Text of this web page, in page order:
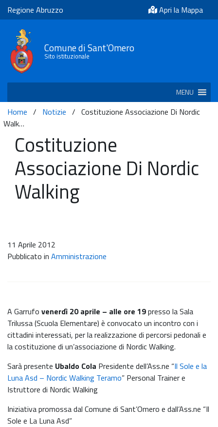
Regione Abruzzo Apri la Mappa
Comune di Sant'Omero
Sito istituzionale
MENU
Home / Notizie / Costituzione Associazione Di Nordic
Walk…
Costituzione
Associazione Di Nordic
Walking
11 Aprile 2012
Pubblicato in Amministrazione
A Garrufo venerdì 20 aprile – alle ore 19presso la Sala
Trilussa (Scuola Elementare) è convocato un incontro con i
cittadini interessati, per la realizzazione di percorsi pedonali e
la costituzione di un’associazione di Nordic Walking.
Sarà presente Ubaldo Cola Presidente dell’Ass.ne “Il Sole e la
Luna Asd – Nordic Walking Teramo” Personal Trainer e
Istruttore di Nordic Walking
Iniziativa promossa dal Comune di Sant’Omero e dall’Ass.ne “Il
Sole e La Luna Asd”